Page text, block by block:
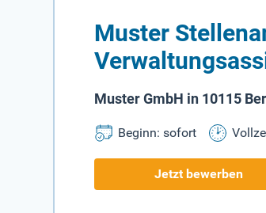
Muster
Muster GmbH in 10115
Beginn: sofort
Jetzt bewerben